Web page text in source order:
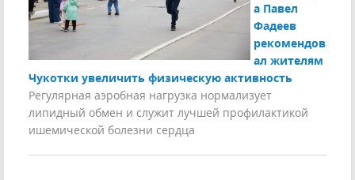
а Павел
Фадеев
рекомендов
ал жителям
Чукотки увеличить физическую активность
Регулярная аэробная нагрузка нормализует
липидный обмен и служит лучшей профилактикой
ишемической болезни сердца